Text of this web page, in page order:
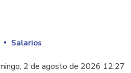
Salarios
2 de agosto de 2026 12:27